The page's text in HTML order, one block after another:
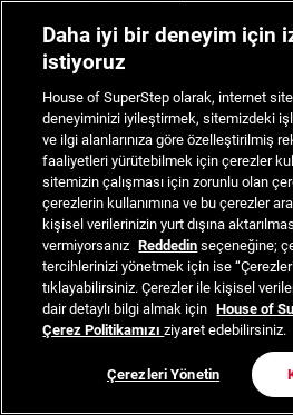
Daha iyi bir deneyim için
istiyoruz
House of SuperStep olarak, internet
deneyiminizi iyileştirmek, sitemizdeki
ve ilgi alanlarınıza göre özelleştirilmiş
faaliyetleri yürütebilmek için çerezler
sitemizin çalışması için zorunlu olan
çerezlerin kullanımına ve bu çerezler
kişisel verilerinizin yurt dışına
vermiyorsanız Reddedin seçeneğine;
tercihlerinizi yönetmek için ise
tıklayabilirsiniz. Çerezler ile kişisel
dair detaylı bilgi almak için House of
Çerez Politikamızıziyaret edebilirsiniz.
Çerezleri Yönetin